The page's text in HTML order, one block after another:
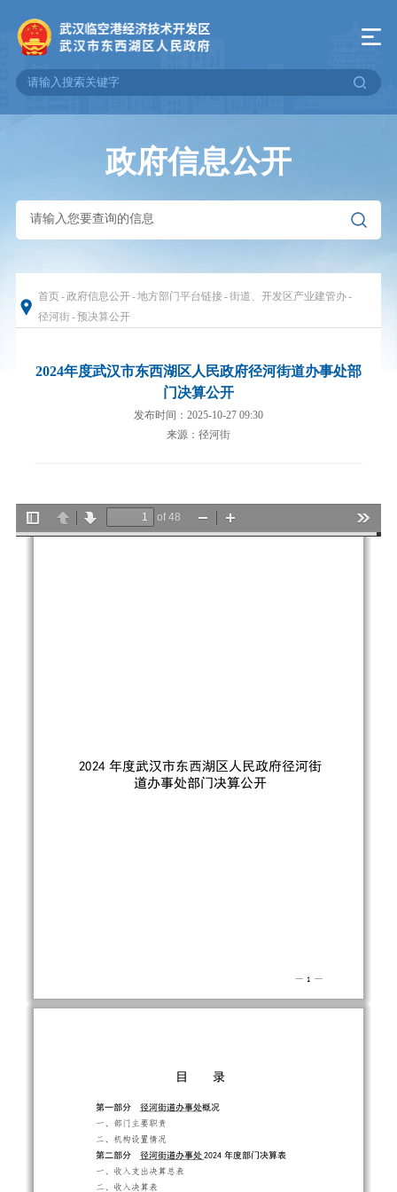
政府信息公开
首页-政府信息公开-地方部门平台链接-街道、开发区产业建管办-
径河街-预决算公开
2024年度武汉市东西湖区人民政府径河街道办事处部
门决算公开
发布时间：2025-10-27 09:30
来源：径河街